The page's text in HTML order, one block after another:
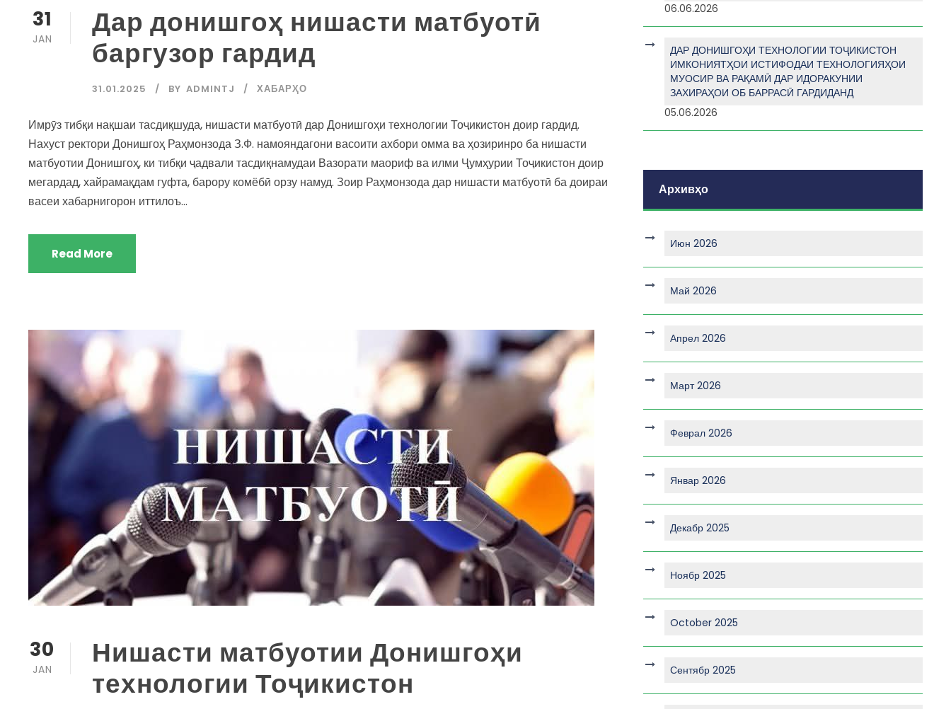
31
JAN
Дар донишгоҳ нишасти матбуотӣ
баргузор гардид
31.01.2025 BY ADMINTJ ХАБАРҲО
Имрӯз тибқи нақшаи тасдиқшуда, нишасти матбуотӣ дар Донишгоҳи технологии Тоҷикистон доир гардид.
Нахуст ректори Донишгоҳ Раҳмонзода З.Ф. намояндагони васоити ахбори омма ва ҳозиринро ба нишасти
матбуотии Донишгоҳ, ки тибқи ҷадвали тасдиқнамудаи Вазорати маориф ва илми Ҷумҳурии Тоҷикистон доир
мегардад, хайрамақдам гуфта, барору комёбӣ орзу намуд. Зоир Раҳмонзода дар нишасти матбуотӣ ба доираи
васеи хабарнигорон иттилоъ...
Read More
30
JAN
Нишасти матбуотии Донишгоҳи
технологии Тоҷикистон
06.06.2026
ДАР ДОНИШГОҲИ ТЕХНОЛОГИИ ТОҶИКИСТОН
ИМКОНИЯТҲОИ ИСТИФОДАИ ТЕХНОЛОГИЯҲОИ
МУОСИР ВА РАҚАМӢ ДАР ИДОРАКУНИИ
ЗАХИРАҲОИ ОБ БАРРАСӢ ГАРДИДАНД
05.06.2026
Архивҳо
Июн 2026
Май 2026
Апрел 2026
Март 2026
Феврал 2026
Январ 2026
Декабр 2025
Ноябр 2025
October 2025
Сентябр 2025